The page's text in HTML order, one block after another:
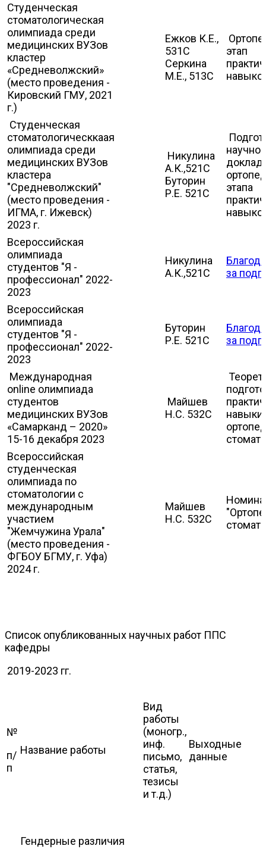
Студенческая
стоматологическая
олимпиада среди
медицинских ВУЗов
кластер
«Средневолжский»
(место проведения -
Кировский ГМУ, 2021
г.)
Ежков К.Е.,
531С
Серкина
М.Е., 513С
этап
Студенческая
стоматологическкаая
олимпиада среди
медицинских ВУЗов
кластера
"Средневолжский"
(место проведения -
ИГМА, г. Ижевск)
2023 г.
Никулина
А.К.,521С
Буторин
Р.Е. 521С
этапа
Всероссийская
олимпиада
студентов "Я -
профессионал" 2022-
2023
Никулина
А.К.,521С
за
Всероссийская
олимпиада
студентов "Я -
профессионал" 2022-
2023
Буторин
Р.Е. 521С
за
Международная
online олимпиада
студентов
медицинских ВУЗов
«Самарканд – 2020»
15-16 декабря 2023
Майшев
Н.С. 532С
навыки
Всероссийская
студенческая
олимпиада по
стоматологии с
международным
участием
"Жемчужина Урала"
(место проведения -
ФГБОУ БГМУ, г. Уфа)
2024 г.
Майшев
Н.С. 532С
Список опубликованных научных работ ППС
кафедры
2019-2023 гг.
№
п/
п
Название работы
Вид
работы
(моногр.,
инф.
письмо,
статья,
тезисы
и т.д.)
Выходные
данные
Гендерные различия